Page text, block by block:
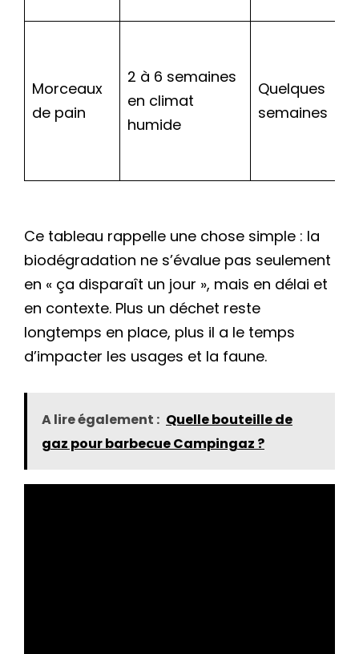
Morceaux
de pain
2 à 6 semaines
en climat
humide
Quelques
semaines
Ce tableau rappelle une chose simple : la
biodégradation ne s’évalue pas seulement
en « ça disparaît un jour », mais en délai et
en contexte. Plus un déchet reste
longtemps en place, plus il a le temps
d’impacter les usages et la faune.
A lire également : Quelle bouteille de
gaz pour barbecue Campingaz ?